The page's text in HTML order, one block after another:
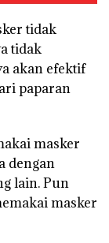
tidak
tidak
akan efektif
paparan
masker
dengan
lain. Pun
masker